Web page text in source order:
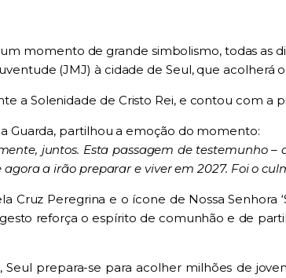
momento de grande simbolismo, todas as
(JMJ) à cidade de Seul, que acolherá
a Solenidade de Cristo Rei, e contou com a
Guarda, partilhou a emoção do momento:
juntos. Esta passagem de testemunho
a irão preparar e viver em 2027. Foi o
Cruz Peregrina e o ícone de Nossa Senhora
reforça o espírito de comunhão e de
Seul prepara-se para acolher milhões de